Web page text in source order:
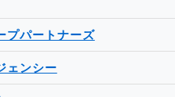
プパートナーズ
ェンシー